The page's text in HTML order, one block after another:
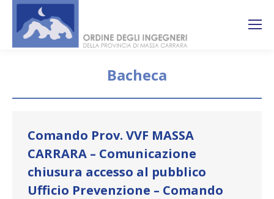
Bacheca
Comando Prov. VVF MASSA
CARRARA – Comunicazione
chiusura accesso al pubblico
Ufficio Prevenzione – Comando